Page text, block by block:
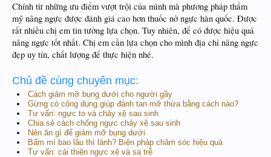
Chính từ những ưu điểm vượt trội của mình mà phương pháp thẩm
mỹ nâng ngực được đánh giá cao hơn thuốc nở ngực hàn quốc. Được
rất nhiều chị em tin tưởng lựa chọn. Tuy nhiên, để có được hiệu quả
nâng ngực tốt nhất. Chị em cần lựa chọn cho mình địa chỉ nâng ngực
đẹp uy tín, chất lượng để thực hiện nhé.
Chủ đề cùng chuyên mục:
Cách giảm mỡ bụng dưới cho người gầy
Gừng có công dụng giúp đánh tan mỡ thừa bằng cách nào?
Tư vấn: ngực to và chảy xệ sau sinh
Chia sẻ cách chống ngực chảy xệ sau sinh
Nên ăn gì để giảm mỡ bụng dưới
Bấm mí bao lâu thì lành? Biện pháp chăm sóc hiệu quả
Tư vấn: cải thiện ngực xệ và sa trễ